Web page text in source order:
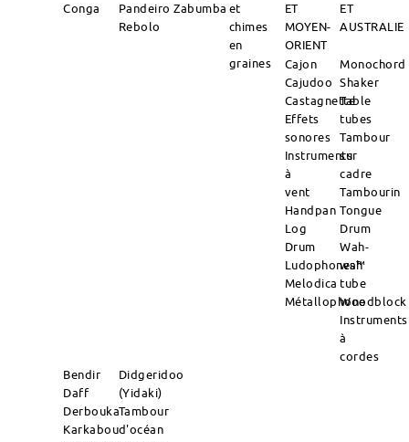
Conga
Pandeiro
Rebolo
Zabumba et
chimes
en
graines
ET
MOYEN-
ORIENT
ET
AUSTRALIE
Cajon
Cajudoo
Castagnette
Effets
sonores
Instruments
à
vent
Handpan
Log
Drum
Ludophones™
Melodica
Métallophone
Monochord
Shaker
Table
tubes
Tambour
sur
cadre
Tambourin
Tongue
Drum
Wah-
wah
tube
Woodblock
Instruments
à
cordes
Bendir
Daff
Derbouka
Karkabou
Didgeridoo
(Yidaki)
Tambour
d'océan